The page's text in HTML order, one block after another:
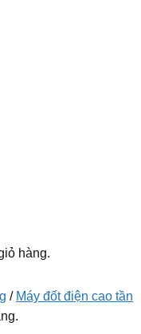
hàng.
/ Máy đốt điện cao tần